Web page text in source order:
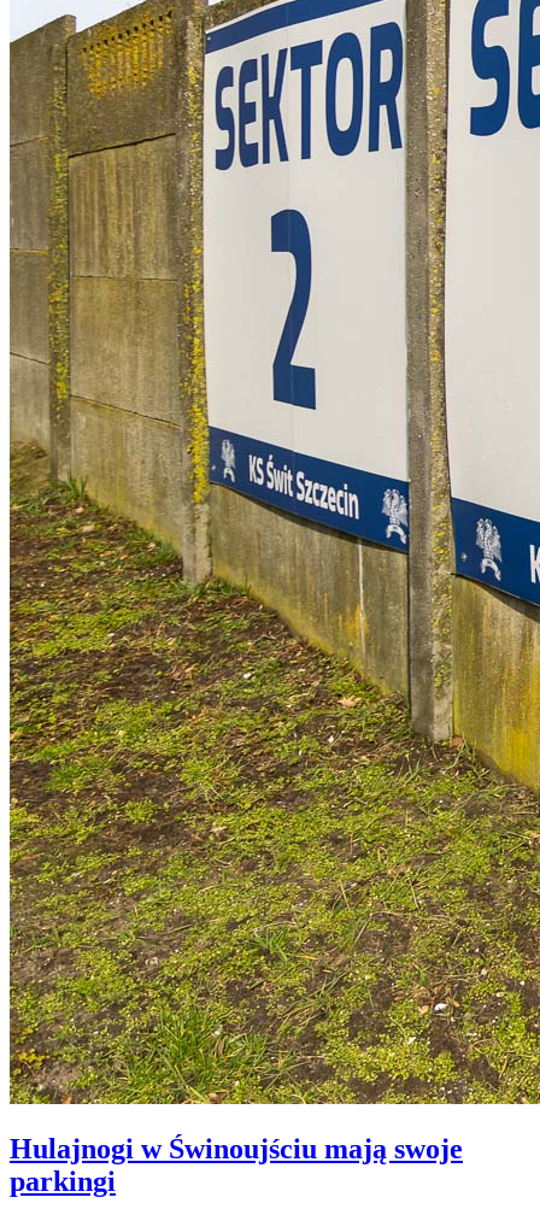
Hulajnogi w Świnoujściu mają swoje
parkingi